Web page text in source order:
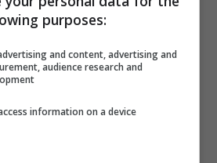
, se è torbida
sono in grado di
purposes:
and content, advertising and
audience research and
information on a device